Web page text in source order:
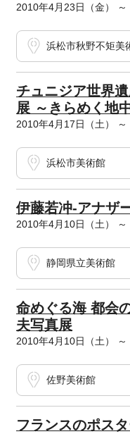
2010年4月23日（金） ～
浜松市秋野不矩美
チュニジア世界
展 ～きらめく地
2010年4月17日（土） ～
浜松市美術館
伊藤若冲-アナザ
2010年4月10日（土） ～
静岡県立美術館
命めぐる海 都会
夫写真展
2010年4月10日（土） ～
佐野美術館
フランスのポス